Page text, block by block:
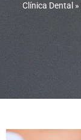
Clínica Dental »